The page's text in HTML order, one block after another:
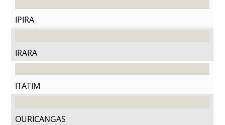
IPIRA
IRARA
ITATIM
OURICANGAS